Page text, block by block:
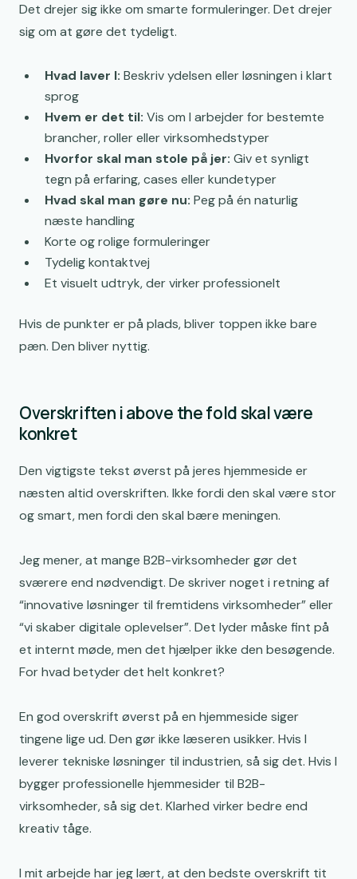
Det drejer sig ikke om smarte formuleringer. Det drejer
sig om at gøre det tydeligt.
Hvad laver I: Beskriv ydelsen eller løsningen i klart
sprog
Hvem er det til: Vis om I arbejder for bestemte
brancher, roller eller virksomhedstyper
Hvorfor skal man stole på jer: Giv et synligt
tegn på erfaring, cases eller kundetyper
Hvad skal man gøre nu: Peg på én naturlig
næste handling
Korte og rolige formuleringer
Tydelig kontaktvej
Et visuelt udtryk, der virker professionelt
Hvis de punkter er på plads, bliver toppen ikke bare
pæn. Den bliver nyttig.
Overskriften i above the fold skal være
konkret
Den vigtigste tekst øverst på jeres hjemmeside er
næsten altid overskriften. Ikke fordi den skal være stor
og smart, men fordi den skal bære meningen.
Jeg mener, at mange B2B-virksomheder gør det
sværere end nødvendigt. De skriver noget i retning af
“innovative løsninger til fremtidens virksomheder” eller
“vi skaber digitale oplevelser”. Det lyder måske fint på
et internt møde, men det hjælper ikke den besøgende.
For hvad betyder det helt konkret?
En god overskrift øverst på en hjemmeside siger
tingene lige ud. Den gør ikke læseren usikker. Hvis I
leverer tekniske løsninger til industrien, så sig det. Hvis I
bygger professionelle hjemmesider til B2B-
virksomheder, så sig det. Klarhed virker bedre end
kreativ tåge.
I mit arbejde har jeg lært, at den bedste overskrift tit